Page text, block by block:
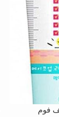
فوم